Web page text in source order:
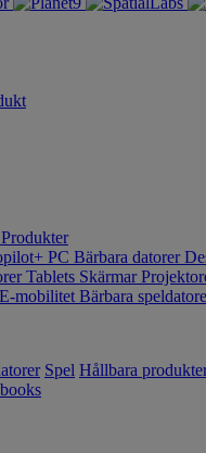
Produkter
PC Bärbara datorer
Tablets Skärmar
E-mobilitet Bärbara
Spel Hållbara